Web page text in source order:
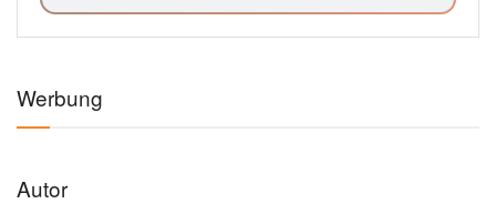
Werbung
Autor